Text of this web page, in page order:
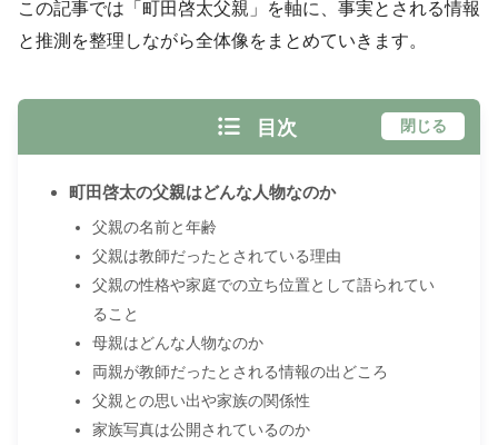
この記事では「町田啓太父親」を軸に、事実とされる情報
と推測を整理しながら全体像をまとめていきます。
目次 閉じる
町田啓太の父親はどんな人物なのか
父親の名前と年齢
父親は教師だったとされている理由
父親の性格や家庭での立ち位置として語られてい
ること
母親はどんな人物なのか
両親が教師だったとされる情報の出どころ
父親との思い出や家族の関係性
家族写真は公開されているのか